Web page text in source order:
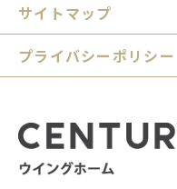
サイトマップ
プライバシーポリシー